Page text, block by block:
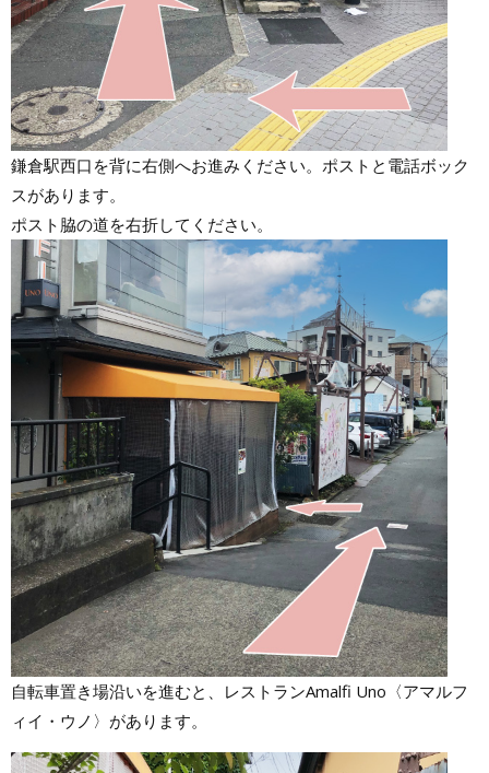
鎌倉駅西口を背に右側へお進みください。ポストと電話ボック
スがあります。
ポスト脇の道を右折してください。
自転車置き場沿いを進むと、レストランAmalfi Uno〈アマルフ
ィイ・ウノ〉があります。